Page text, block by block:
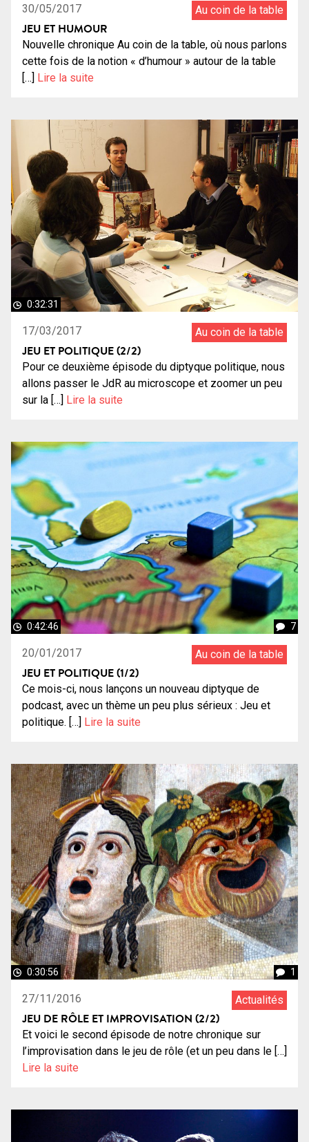
30/05/2017 Au coin de la table
JEU ET HUMOUR
Nouvelle chronique Au coin de la table, où nous parlons
cette fois de la notion « d’humour » autour de la table
[…] Lire la suite
0:32:31
17/03/2017 Au coin de la table
JEU ET POLITIQUE (2/2)
Pour ce deuxième épisode du diptyque politique, nous
allons passer le JdR au microscope et zoomer un peu
sur la […]
Lire la suite
0:42:46 7
20/01/2017 Au coin de la table
JEU ET POLITIQUE (1/2)
Ce mois-ci, nous lançons un nouveau diptyque de
podcast, avec un thème un peu plus sérieux : Jeu et
politique. […] Lire la suite
0:30:56 1
27/11/2016 Actualités
JEU DE RÔLE ET IMPROVISATION (2/2)
Et voici le second épisode de notre chronique sur
l’improvisation dans le jeu de rôle (et un peu dans le […]
Lire la suite